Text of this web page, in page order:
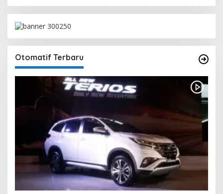
Otomatif Terbaru